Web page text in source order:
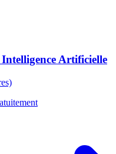
Artificielle